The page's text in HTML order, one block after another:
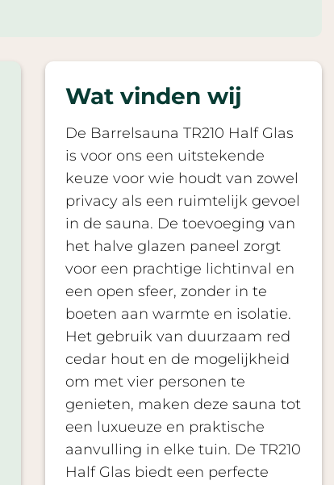
Wat vinden wij
De Barrelsauna TR210 Half Glas
is voor ons een uitstekende
keuze voor wie houdt van zowel
privacy als een ruimtelijk gevoel
in de sauna. De toevoeging van
het halve glazen paneel zorgt
voor een prachtige lichtinval en
een open sfeer, zonder in te
boeten aan warmte en isolatie.
Het gebruik van duurzaam red
cedar hout en de mogelijkheid
om met vier personen te
genieten, maken deze sauna tot
een luxueuze en praktische
aanvulling in elke tuin. De TR210
Half Glas biedt een perfecte